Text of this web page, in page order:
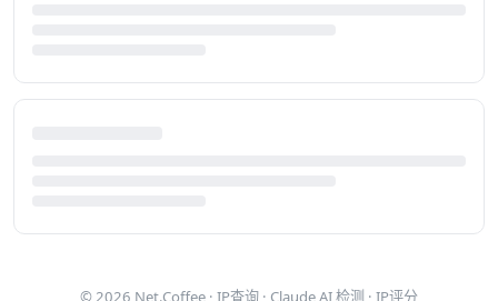
© 2026 Net.Coffee · IP查询 · Claude AI 检测 · IP评分